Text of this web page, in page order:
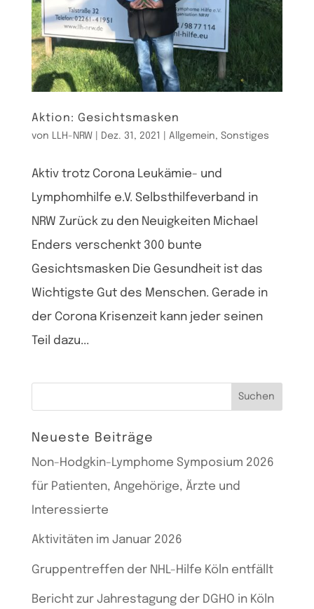
Aktion: Gesichtsmasken
von LLH-NRW| Dez. 31, 2021 Allgemein, Sonstiges
Aktiv trotz Corona Leukämie- und
Lymphomhilfe e.V. Selbsthilfeverband in
NRW Zurück zu den Neuigkeiten Michael
Enders verschenkt 300 bunte
Gesichtsmasken Die Gesundheit ist das
Wichtigste Gut des Menschen. Gerade in
der Corona Krisenzeit kann jeder seinen
Teil dazu...
Neueste Beiträge
Non-Hodgkin-Lymphome Symposium 2026
für Patienten, Angehörige, Ärzte und
Interessierte
Aktivitäten im Januar 2026
Gruppentreffen der NHL-Hilfe Köln entfällt
Bericht zur Jahrestagung der DGHO in Köln